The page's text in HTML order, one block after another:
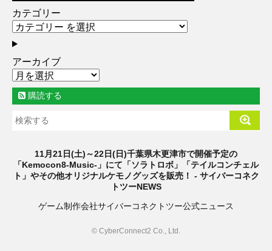
カテゴリー
アーカイブ
購読する
11月21日(土)～22日(日)千葉県木更津市で開催予定の
「Kemocon8-Music-」にて「ソラトロボ」「テイルコンチェル
ト」やその他オリジナルケモノグッズを販売！ - サイバーコネク
トツーNEWS
ゲーム制作会社サイバーコネクトツー公式ニュース
© CyberConnect2 Co., Ltd.